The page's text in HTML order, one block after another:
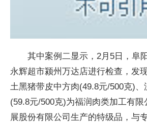
其中案例二显示，2月5日，阜
永辉超市颍州万达店进行检查，发
土黑猪带皮中方肉(49.8元/500克)
(59.8元/500克)为福润肉类加工有
展股份有限公司生产的特级品，与